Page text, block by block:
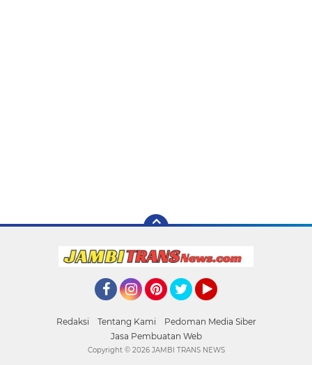
Redaksi Tentang Kami
Pedoman Media Siber
Jasa Pembuatan Web
Copyright © 2026 JAMBI TRANS NEWS